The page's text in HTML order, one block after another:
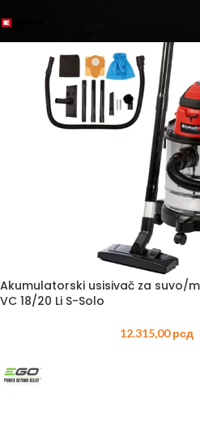
Akumulatorski usisivač za suvo/
VC 18/20 Li S-Solo
12.315,00рсд